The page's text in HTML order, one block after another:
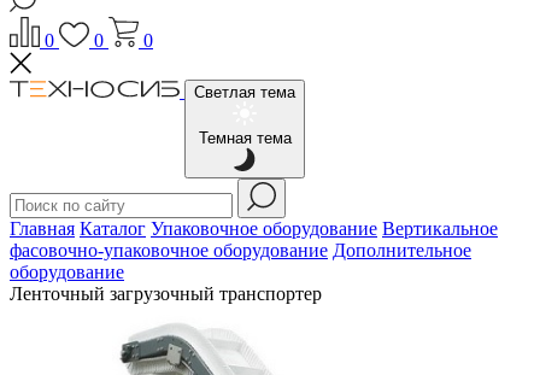
0 0 0
Светлая тема
Темная тема
Главная Каталог Упаковочное оборудование Вертикальное
фасовочно-упаковочное оборудование Дополнительное
оборудование
Ленточный загрузочный транспортер